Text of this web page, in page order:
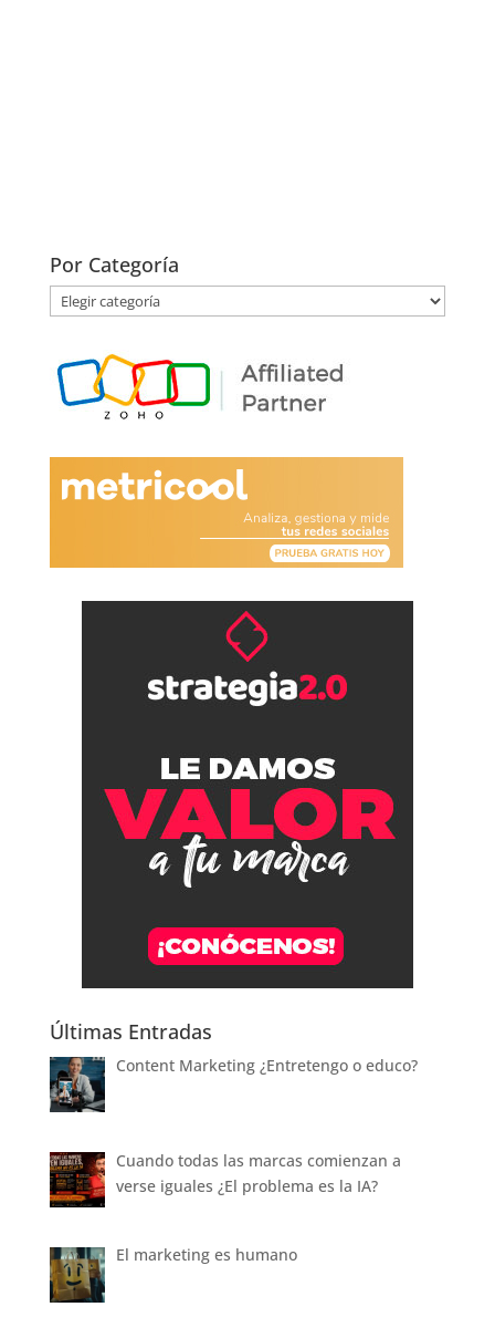
Por Categoría
Por
Categoría
Últimas Entradas
Content Marketing ¿Entretengo o educo?
Cuando todas las marcas comienzan a
verse iguales ¿El problema es la IA?
El marketing es humano